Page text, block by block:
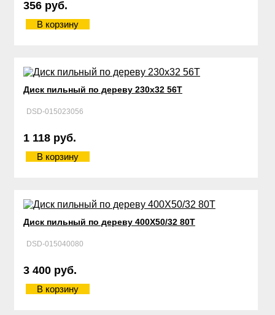
356 руб.
В корзину
Диск пильный по дереву 230х32 56Т
DSD-015023056
1 118 руб.
В корзину
Диск пильный по дереву 400Х50/32 80Т
DSD-015040080
3 400 руб.
В корзину